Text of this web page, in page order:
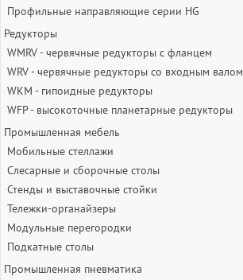
Профильные направляющие серии HG
Редукторы
WMRV - червячные редукторы с фланцем
WRV - червячные редукторы со входным валом
WKM - гипоидные редукторы
WFP - высокоточные планетарные редукторы
Промышленная мебель
Мобильные стеллажи
Слесарные и сборочные столы
Стенды и выставочные стойки
Тележки-органайзеры
Модульные перегородки
Подкатные столы
Промышленная пневматика